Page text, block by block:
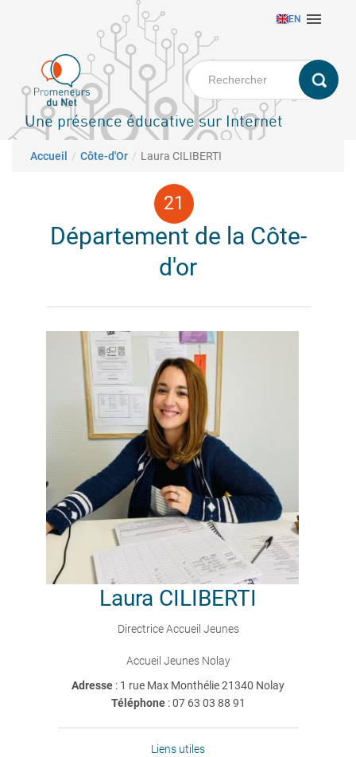
principal
EN 
Une présence éducative sur Internet
Fil d'Ariane
Accueil Côte-d'Or Laura CILIBERTI
Département de la Côte-
d'or
Laura CILIBERTI
Directrice Accueil Jeunes
Accueil Jeunes Nolay
Adresse : 1 rue Max Monthélie 21340 Nolay
Téléphone:07 63 03 88 91
Liens utiles